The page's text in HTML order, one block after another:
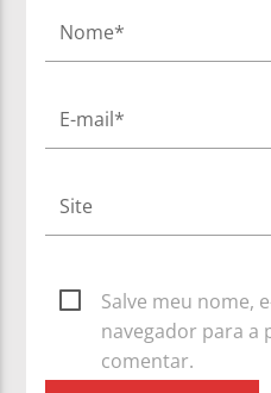
Salve meu nome,
navegador para a
comentar.